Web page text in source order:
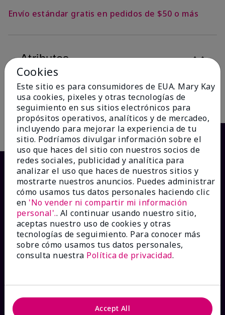
Envío estándar gratis en pedidos de $50 o más
Atributos
Descripción
¿CÓMO PODEMOS AYUDAR?
Ver estado del pedido
Cookies
Este sitio es para consumidores de EUA. Mary Kay
usa cookies, pixeles y otras tecnologías de
seguimiento en sus sitios electrónicos para
propósitos operativos, analíticos y de mercadeo,
incluyendo para mejorar la experiencia de tu
sitio. Podríamos divulgar información sobre el
uso que haces del sitio con nuestros socios de
redes sociales, publicidad y analítica para
analizar el uso que haces de nuestros sitios y
mostrarte nuestros anuncios. Puedes administrar
cómo usamos tus datos personales haciendo clic
en 'No vender ni compartir mi información
personal'.. Al continuar usando nuestro sitio,
aceptas nuestro uso de cookies y otras
tecnologías de seguimiento. Para conocer más
sobre cómo usamos tus datos personales,
consulta nuestra Política de privacidad.
Accept All